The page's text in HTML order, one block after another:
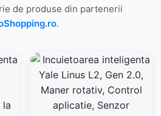
de produse din partenerii
.